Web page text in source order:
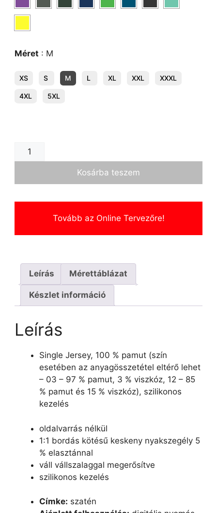
Méret : M
XS S M L XL XXL XXXL
4XL 5XL
Kosárba teszem
Tovább az Online Tervezőre!
Leírás Mérettáblázat
Készlet információ
Leírás
Single Jersey, 100 % pamut (szín
esetében az anyagösszetétel eltérő lehet
– 03 – 97 % pamut, 3 % viszkóz, 12 – 85
% pamut és 15 % viszkóz), szilikonos
kezelés
oldalvarrás nélkül
1:1 bordás kötésű keskeny nyakszegély 5
% elasztánnal
váll vállszalaggal megerősítve
szilikonos kezelés
Címke: szatén